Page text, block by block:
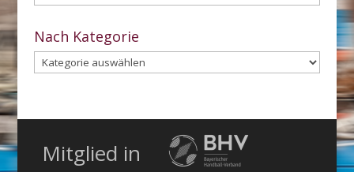
dem
Archiv
Nach Kategorie
Nach
Kategorie
Mitglied in